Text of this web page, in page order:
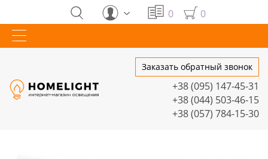
0 0
Заказать обратный звонок
+38 (095) 147-45-31
+38 (044) 503-46-15
+38 (057) 784-15-30